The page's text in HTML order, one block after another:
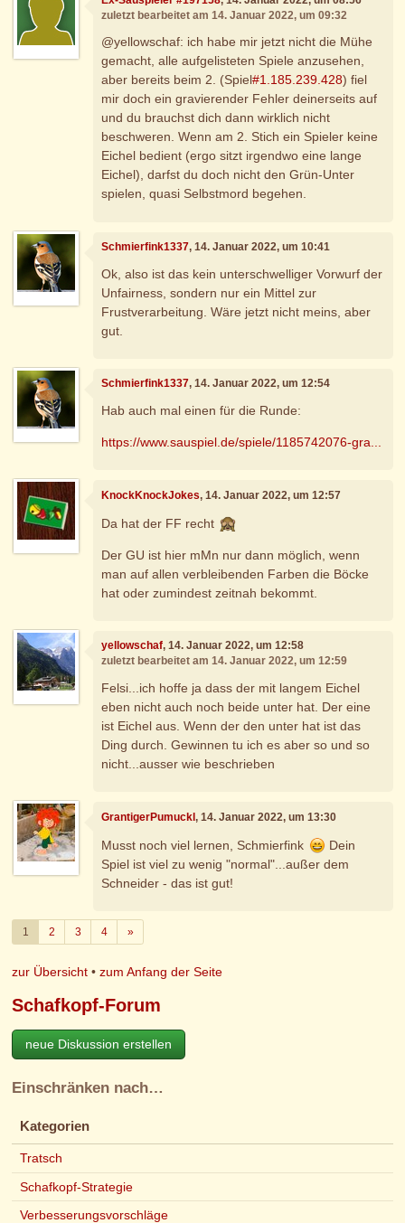
zuletzt bearbeitet am 14. Januar 2022, um 09:32
@yellowschaf: ich habe mir jetzt nicht die Mühe
gemacht, alle aufgelisteten Spiele anzusehen,
aber bereits beim 2. (Spiel#1.185.239.428) fiel
mir doch ein gravierender Fehler deinerseits auf
und du brauchst dich dann wirklich nicht
beschweren. Wenn am 2. Stich ein Spieler keine
Eichel bedient (ergo sitzt irgendwo eine lange
Eichel), darfst du doch nicht den Grün-Unter
spielen, quasi Selbstmord begehen.
Schmierfink1337, 14. Januar 2022, um 10:41
Ok, also ist das kein unterschwelliger Vorwurf der
Unfairness, sondern nur ein Mittel zur
Frustverarbeitung. Wäre jetzt nicht meins, aber
gut.
Schmierfink1337, 14. Januar 2022, um 12:54
Hab auch mal einen für die Runde:
https://www.sauspiel.de/spiele/1185742076-gra...
KnockKnockJokes, 14. Januar 2022, um 12:57
Da hat der FF recht
Der GU ist hier mMn nur dann möglich, wenn
man auf allen verbleibenden Farben die Böcke
hat oder zumindest zeitnah bekommt.
yellowschaf, 14. Januar 2022, um 12:58
zuletzt bearbeitet am 14. Januar 2022, um 12:59
Felsi...ich hoffe ja dass der mit langem Eichel
eben nicht auch noch beide unter hat. Der eine
ist Eichel aus. Wenn der den unter hat ist das
Ding durch. Gewinnen tu ich es aber so und so
nicht...ausser wie beschrieben
GrantigerPumuckl, 14. Januar 2022, um 13:30
Musst noch viel lernen, Schmierfink
Dein
Spiel ist viel zu wenig "normal"...außer dem
Schneider - das ist gut!
1 2 3 4 »Weiter
zur Übersicht •zum Anfang der Seite
Schafkopf-Forum
neue Diskussion erstellen
Einschränken nach…
Kategorien
Tratsch
Schafkopf-Strategie
Verbesserungsvorschläge